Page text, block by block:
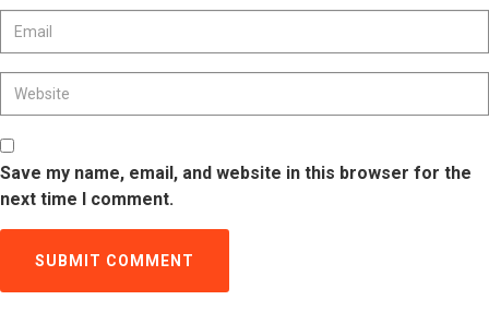
Save my name, email, and website in this browser for the
next time I comment.